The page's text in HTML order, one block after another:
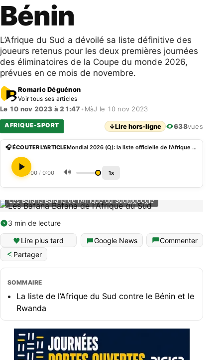
Bénin
L’Afrique du Sud a dévoilé sa liste définitive des
joueurs retenus pour les deux premières journées
des éliminatoires de la Coupe du monde 2026,
prévues en ce mois de novembre.
Romaric Déguénon
Voir tous ses articles
Le 10 nov 2023 à 21:47 • MàJ le 10 nov 2023
AFRIQUE-SPORT ↓Lire hors-ligne 638vues
🎧 ÉCOUTER L'ARTICLE Mondial 2026 (Q): la liste officielle de l’Afrique du Sud face au Bénin
0:00 / 0:00 🔊 1x
Les Bafana Bafana de l'Afrique du Sud@google
3 min de lecture
Lire plus tard Google News
Commenter
Partager
SOMMAIRE
La liste de l’Afrique du Sud contre le Bénin et le
Rwanda